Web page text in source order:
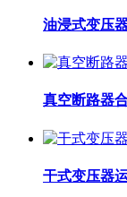
油浸式变压
真空断路器
干式变压器